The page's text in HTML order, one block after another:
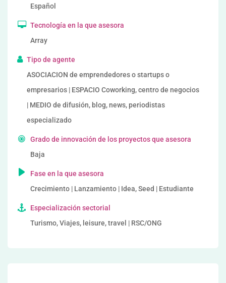
Español
Tecnología en la que asesora
Array
Tipo de agente
ASOCIACION de emprendedores o startups o
empresarios | ESPACIO Coworking, centro de negocios
| MEDIO de difusión, blog, news, periodistas
especializado
Grado de innovación de los proyectos que asesora
Baja
Fase en la que asesora
Crecimiento | Lanzamiento | Idea, Seed | Estudiante
Especialización sectorial
Turismo, Viajes, leisure, travel | RSC/ONG